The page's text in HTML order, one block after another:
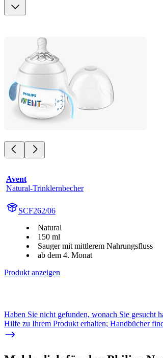
Avent
Natural-Trinklernbecher
SCF262/06
Natural
150 ml
Sauger mit mittlerem Nahrungsfluss
ab dem 4. Monat
Produkt anzeigen
Haben Sie nicht gefunden, wonach Sie gesucht
Hilfe zu Ihrem Produkt erhalten; Handbücher